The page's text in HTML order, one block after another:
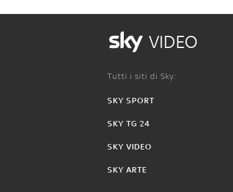
VIDEO
Tutti i siti di Sky:
SKY SPORT
SKY TG 24
SKY VIDEO
SKY ARTE